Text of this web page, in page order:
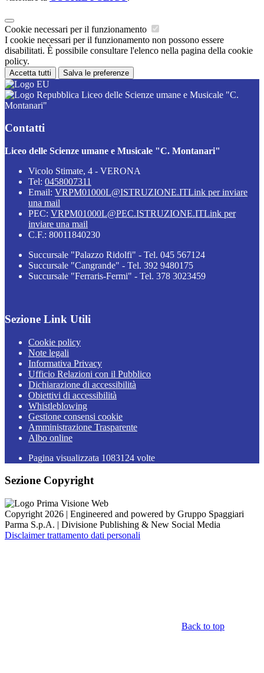
Cookie necessari per il funzionamento
I cookie necessari per il funzionamento non possono essere
disabilitati. È possibile consultare l'elenco nella pagina della cookie
policy.
Accetta tutti Salva le preferenze
Liceo delle Scienze umane e Musicale "C.
Montanari"
Contatti
Liceo delle Scienze umane e Musicale "C. Montanari"
Vicolo Stimate, 4 - VERONA
Tel: 0458007311
Email: VRPM01000L@ISTRUZIONE.ITLink per inviare
una mail
PEC: VRPM01000L@PEC.ISTRUZIONE.ITLink per
inviare una mail
C.F.: 80011840230
Succursale "Palazzo Ridolfi" - Tel. 045 567124
Succursale "Cangrande" - Tel. 392 9480175
Succursale "Ferraris-Fermi" - Tel. 378 3023459
Sezione Link Utili
Cookie policy
Note legali
Informativa Privacy
Ufficio Relazioni con il Pubblico
Dichiarazione di accessibilità
Obiettivi di accessibilità
Whistleblowing
Gestione consensi cookie
Amministrazione Trasparente
Albo online
Pagina visualizzata 1083124 volte
Sezione Copyright
Copyright 2026 | Engineered and powered by Gruppo Spaggiari
Parma S.p.A. | Divisione Publishing & New Social Media
Disclaimer trattamento dati personali
Back to top